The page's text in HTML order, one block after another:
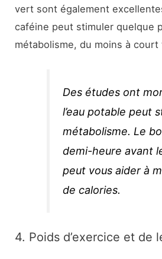
vert sont également
caféine peut stimuler quelque
métabolisme, du moins à court
Des études ont
l’eau potable peut
métabolisme. Le
demi-heure avant
peut vous aider à
de calories.
4. Poids d’exercice et de